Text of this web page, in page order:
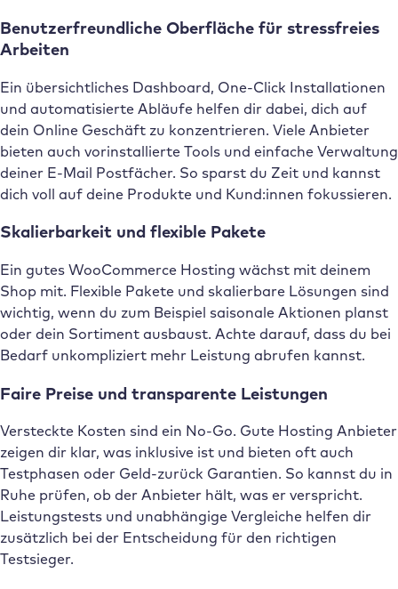
Benutzerfreundliche Oberfläche für stressfreies
Arbeiten
Ein übersichtliches Dashboard, One-Click Installationen
und automatisierte Abläufe helfen dir dabei, dich auf
dein Online Geschäft zu konzentrieren. Viele Anbieter
bieten auch vorinstallierte Tools und einfache Verwaltung
deiner E-Mail Postfächer. So sparst du Zeit und kannst
dich voll auf deine Produkte und Kund:innen fokussieren.
Skalierbarkeit und flexible Pakete
Ein gutes WooCommerce Hosting wächst mit deinem
Shop mit. Flexible Pakete und skalierbare Lösungen sind
wichtig, wenn du zum Beispiel saisonale Aktionen planst
oder dein Sortiment ausbaust. Achte darauf, dass du bei
Bedarf unkompliziert mehr Leistung abrufen kannst.
Faire Preise und transparente Leistungen
Versteckte Kosten sind ein No-Go. Gute Hosting Anbieter
zeigen dir klar, was inklusive ist und bieten oft auch
Testphasen oder Geld-zurück Garantien. So kannst du in
Ruhe prüfen, ob der Anbieter hält, was er verspricht.
Leistungstests und unabhängige Vergleiche helfen dir
zusätzlich bei der Entscheidung für den richtigen
Testsieger.